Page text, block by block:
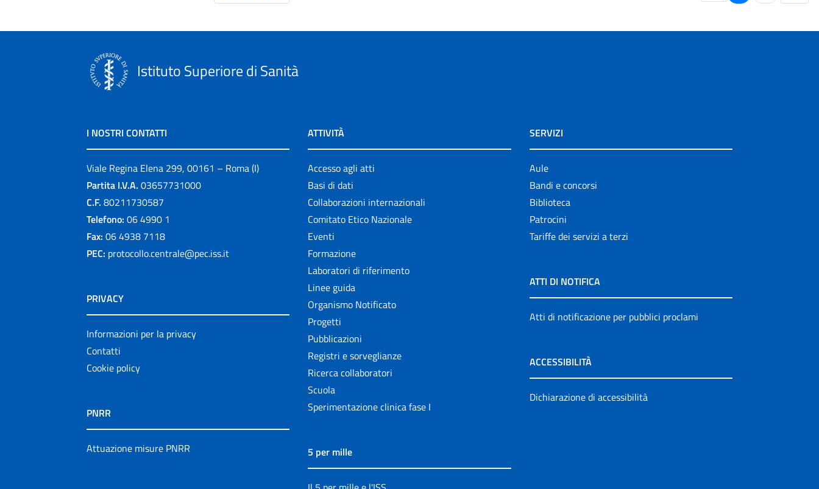
Istituto Superiore di Sanità
I NOSTRI CONTATTI
Viale Regina Elena 299, 00161 – Roma (I)
Partita I.V.A. 03657731000
C.F. 80211730587
Telefono: 06 4990 1
Fax: 06 4938 7118
PEC: protocollo.centrale@pec.iss.it
PRIVACY
Informazioni per la privacy
Contatti
Cookie policy
PNRR
Attuazione misure PNRR
ATTIVITÀ
Accesso agli atti
Basi di dati
Collaborazioni internazionali
Comitato Etico Nazionale
Eventi
Formazione
Laboratori di riferimento
Linee guida
Organismo Notificato
Progetti
Pubblicazioni
Registri e sorveglianze
Ricerca collaboratori
Scuola
Sperimentazione clinica fase I
5 per mille
SERVIZI
Aule
Bandi e concorsi
Biblioteca
Patrocini
Tariffe dei servizi a terzi
ATTI DI NOTIFICA
Atti di notificazione per pubblici proclami
ACCESSIBILITÀ
Dichiarazione di accessibilità